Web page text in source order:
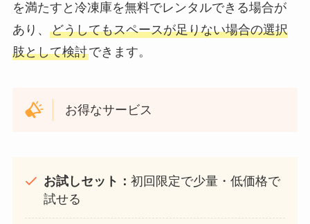
を満たすと冷凍庫を無料でレンタルできる場合が
あり、 どうしてもスペースが足りない場合の選択
肢として検討できます。
お得なサービス
お試しセット： 初回限定で少量・低価格で
試せる